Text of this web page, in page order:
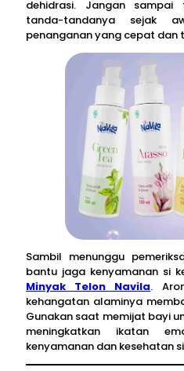
dehidrasi. Jangan sampai
tanda-tandanya sejak
penanganan yang cepat dan
Sambil menunggu
bantu jaga kenyamanan si
Minyak Telon Navila.
kehangatan alaminya
Gunakan saat memijat bayi
meningkatkan ikatan
kenyamanan dan kesehatan